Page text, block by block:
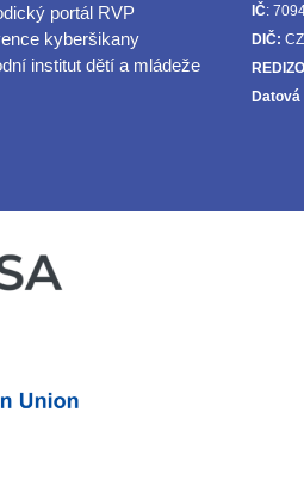
portál RVP
kyberšikany
institut dětí a mládeže
IČ:
DIČ: